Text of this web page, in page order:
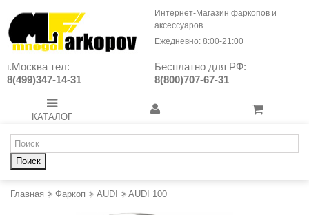
Интернет-Магазин фаркопов и
аксессуаров
Ежедневно: 8:00-21:00
г.Москва тел:
8(499)347-14-31
Бесплатно для РФ:
8(800)707-67-31
КАТАЛОГ
Поиск
Главная > Фаркоп > AUDI > AUDI 100